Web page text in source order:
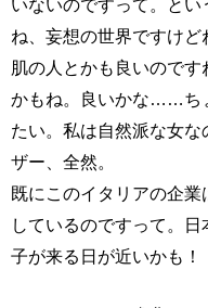
ね、妄想の世界ですけ
肌の人とかも良いので
かもね。良いかな……ち
たい。私は自然派な女
ザー、全然。
既にこのイタリアの企
しているのですって。
子が来る日が近いかも！